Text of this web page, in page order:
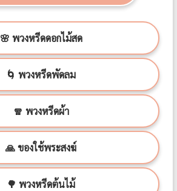
🌸 พวงหรีดดอกไม้สด
🌀 พวงหรีดพัดลม
🧣 พวงหรีดผ้า
🙏 ของใช้พระสงฆ์
🌳 พวงหรีดต้นไม้